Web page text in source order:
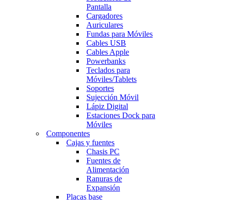
Pantalla
Cargadores
Auriculares
Fundas para Móviles
Cables USB
Cables Apple
Powerbanks
Teclados para
Móviles/Tablets
Soportes
Sujección Móvil
Lápiz Digital
Estaciones Dock para
Móviles
Componentes
Cajas y fuentes
Chasis PC
Fuentes de
Alimentación
Ranuras de
Expansión
Placas base